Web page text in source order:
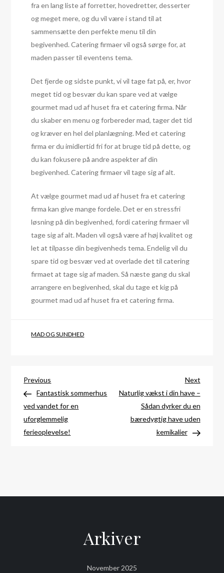
fra en lang liste af forretter, hovedretter, desserter
og meget mere, og du vil være i stand til at
sammensætte den perfekte menu til din
begivenhed. Catering firmaer vil også sørge for, at
maden passer til eventens tema.
Det fjerde og sidste punkt, vi vil tage fat på, er, hvor
meget tid og besvær du kan spare ved at vælge
gourmet mad ud af huset fra et catering firma. Når
du skaber en menu og forbereder mad, tager det tid
og kræver en hel del planlægning. Med et catering
firma er du imidlertid fri for at bruge tid på dette, og
du kan fokusere på andre aspekter af din
begivenhed. Catering firmaer vil tage sig af alt.
At vælge gourmet mad ud af huset fra et catering
firma kan give mange fordele. Det er en stressfri
løsning på din begivenhed, fordi catering firmaer vil
tage sig af alt. Maden vil også være af høj kvalitet og
let at tilpasse din begivenheds tema. Endelig vil du
spare tid og besvær ved at overlade det til catering
firmaet at tage sig af maden. Så næste gang du skal
arrangere en begivenhed, skal du tage et kig på
gourmet mad ud af huset fra et catering firma.
MAD OG SUNDHED
Indlægsnavigation
Previous
Post
Previous
Fantastisk sommerhus
ved vandet for en
uforglemmelig
ferieoplevelse!
Next
Post
Next
Naturlig vækst i din have –
Sådan dyrker du en
bæredygtig have uden
kemikalier
Arkiver
November 2025